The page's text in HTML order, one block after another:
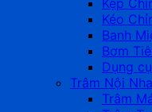
Kéo
Banh
Bơm
Dụng
Trâm Nội Nha
Trâm